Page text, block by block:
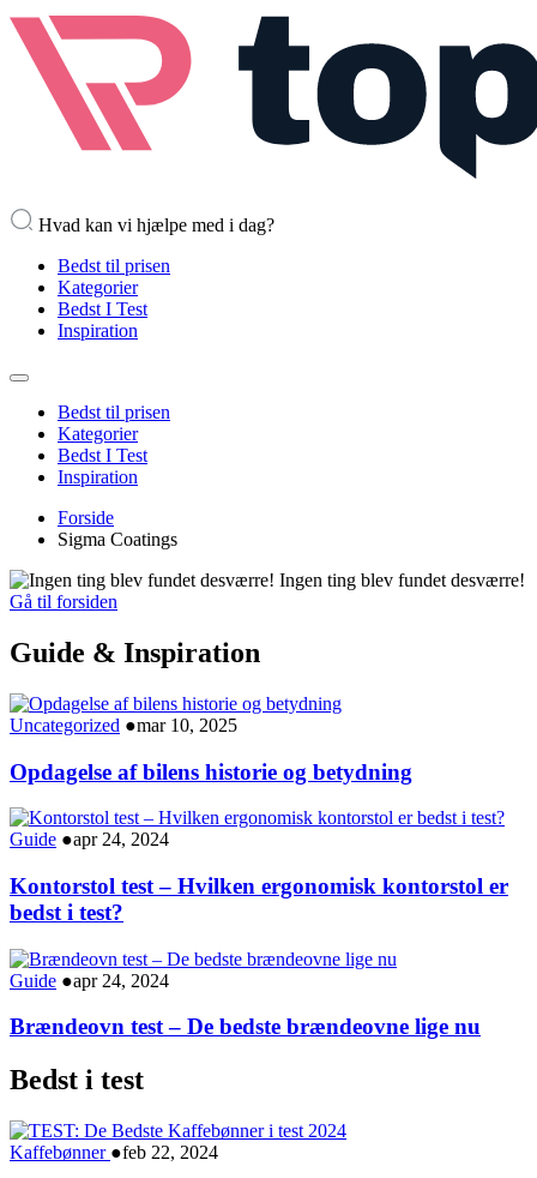
Hvad kan vi hjælpe med i dag?
Bedst til prisen
Kategorier
Bedst I Test
Inspiration
Bedst til prisen
Kategorier
Bedst I Test
Inspiration
Forside
Sigma Coatings
Ingen ting blev fundet desværre!
Gå til forsiden
Guide & Inspiration
Uncategorized ●mar 10, 2025
Opdagelse af bilens historie og betydning
Guide ●apr 24, 2024
Kontorstol test – Hvilken ergonomisk kontorstol er
bedst i test?
Guide ●apr 24, 2024
Brændeovn test – De bedste brændeovne lige nu
Bedst i test
Kaffebønner ●feb 22, 2024